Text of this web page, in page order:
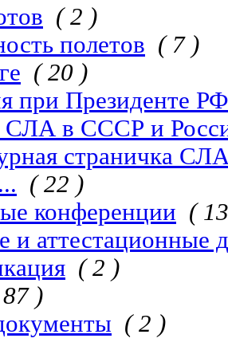
( 2 )
полетов ( 7 )
( 20 )
при Президенте
СЛА в СССР и
страничка
( 22 )
конференции (
и аттестационные
( 2 )
)
( 2 )